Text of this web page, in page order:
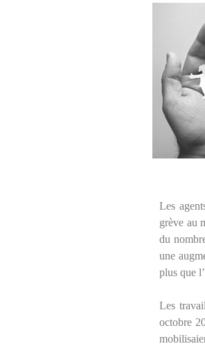
Les
grève au
du
une
plus que
Les
octobre